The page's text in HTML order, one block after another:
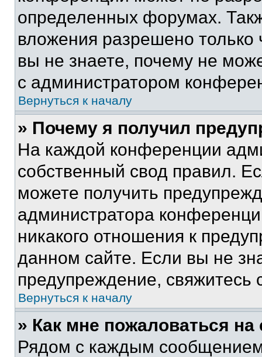
определенных форумах.
вложения разрешено
вы не знаете, почему не
с администратором
Вернуться к началу
» Почему я получил
На каждой конференции
собственный свод правил.
можете получить
администратора
никакого отношения к
данном сайте. Если вы не
предупреждение,
Вернуться к началу
» Как мне пожаловаться
Рядом с каждым сообщением